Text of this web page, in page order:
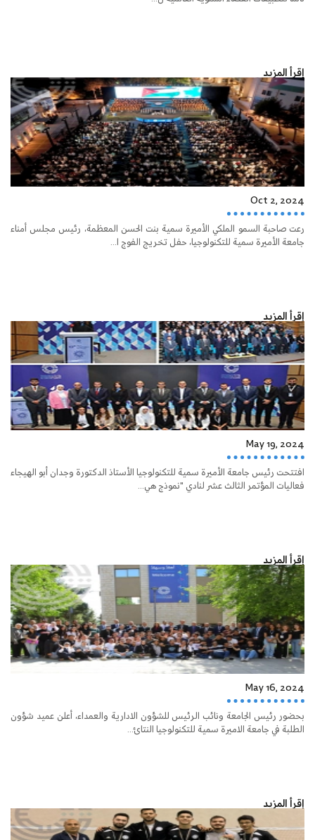
إقرأ المزيد
Oct 2, 2024
رعت صاحبة السمو الملكي الأميرة سمية بنت الحسن المعظمة، رئيس مجلس أمناء
جامعة الأميرة سمية للتكنولوجيا، حفل تخريج الفوج ا...
إقرأ المزيد
May 19, 2024
افتتحت رئيس جامعة الأميرة سمية للتكنولوجيا الأستاذ الدكتورة وجدان أبو الهيجاء
فعاليات المؤتمر الثالث عشر لنادي "نموذج هي...
إقرأ المزيد
May 16, 2024
بحضور رئيس الجامعة ونائب الرئيس للشؤون الادارية والعمداء، أعلن عميد شؤون
الطلبة في جامعة الاميرة سمية للتكنولوجيا النتائ...
إقرأ المزيد